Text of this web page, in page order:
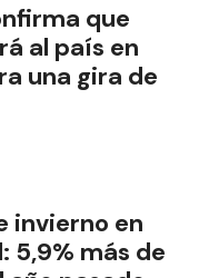
que
al país en
una gira de
invierno en
5,9% más de